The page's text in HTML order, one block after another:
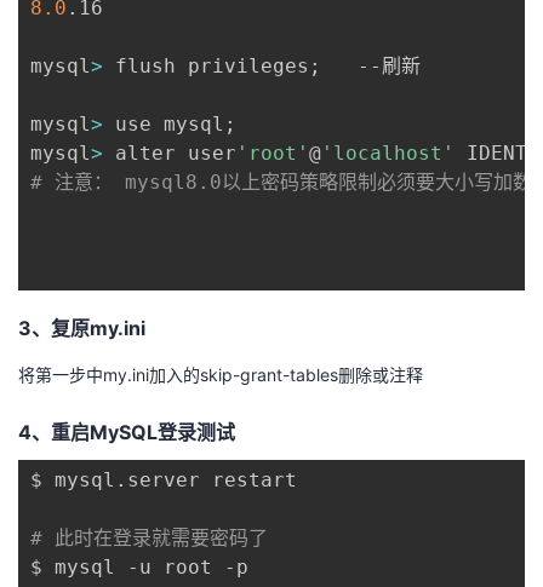
我
的
课
我
的
证
我
实
的
术
持
云
建
议
8.0 .16
mysql> flush privileges ;
   --刷新
mysql> use mysql ;
mysql> alter user 'root' @ 'localhost'
# 注意： mysql8.0以上密码策略限制必须要大小写加数
3、复原my.ini
将第一步中my.ini加入的skip-grant-tables删除或注释
4、重启MySQL登录测试
$ mysql.server restart
# 此时在登录就需要密码了
$ mysql -u root -p